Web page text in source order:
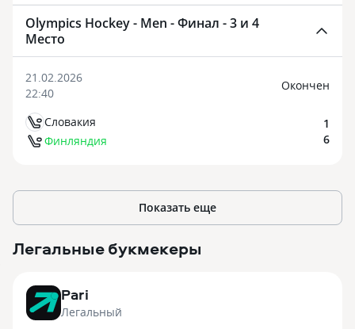
Olympics Hockey - Men - Финал - 3 и 4
Место
21.02.2026
22:40
Словакия
Финляндия
Oкончен
1
6
Показать еще
Легальные букмекеры
Pari
Легальный